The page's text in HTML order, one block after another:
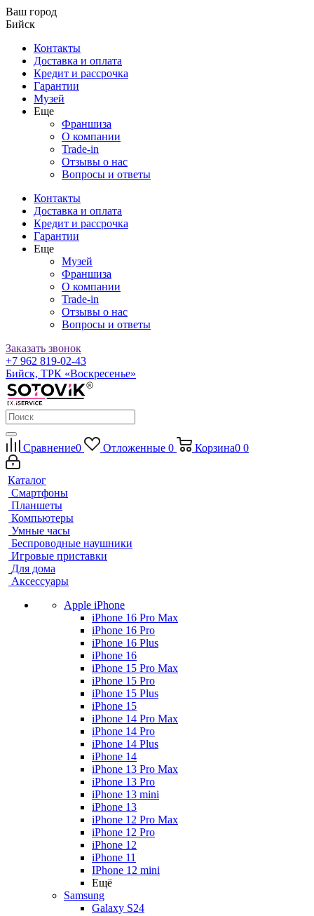
Ваш город
Бийск
Контакты
Доставка и оплата
Кредит и рассрочка
Гарантии
Музей
Еще
Франшиза
О компании
Trade-in
Отзывы о нас
Вопросы и ответы
Контакты
Доставка и оплата
Кредит и рассрочка
Гарантии
Еще
Музей
Франшиза
О компании
Trade-in
Отзывы о нас
Вопросы и ответы
Заказать звонок
+7 962 819-02-43
Бийск, ТРК «Воскресенье»
Сравнение0 Отложенные 0 Корзина0 0
Каталог
Смартфоны
Планшеты
Компьютеры
Умные часы
Беспроводные наушники
Игровые приставки
Для дома
Аксессуары
Apple iPhone
iPhone 16 Pro Max
iPhone 16 Pro
iPhone 16 Plus
iPhone 16
iPhone 15 Pro Max
iPhone 15 Pro
iPhone 15 Plus
iPhone 15
iPhone 14 Pro Max
iPhone 14 Pro
iPhone 14 Plus
iPhone 14
iPhone 13 Pro Max
iPhone 13 Pro
iPhone 13 mini
iPhone 13
iPhone 12 Pro Max
iPhone 12 Pro
iPhone 12
iPhone 11
IPhone 12 mini
Ещё
Samsung
Galaxy S24